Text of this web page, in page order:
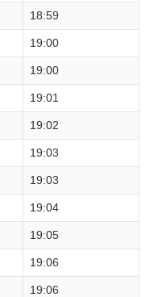
18:59
19:00
19:00
19:01
19:02
19:03
19:03
19:04
19:05
19:06
19:06